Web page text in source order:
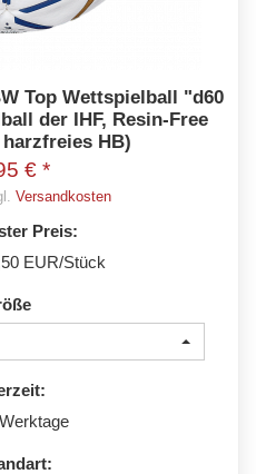
Top Wettspielball "d60
der IHF, Resin-Free
HB)
€ *
Versandkosten
Preis:
EUR/Stück